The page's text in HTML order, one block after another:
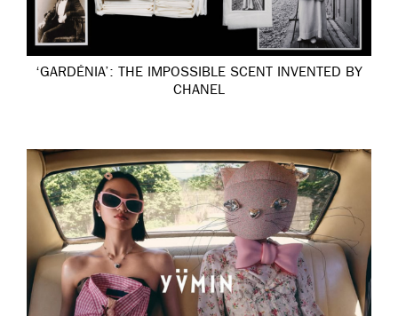
‘GARDÉNIA’: THE IMPOSSIBLE SCENT INVENTED BY
CHANEL